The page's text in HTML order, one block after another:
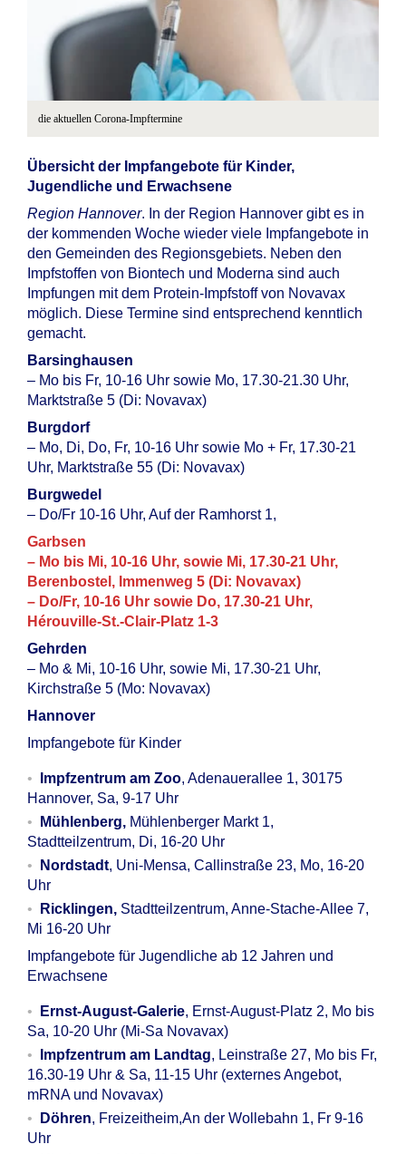
die aktuellen Corona-Impftermine
Übersicht der Impfangebote für Kinder,
Jugendliche und Erwachsene
Region Hannover. In der Region Hannover gibt es in
der kommenden Woche wieder viele Impfangebote in
den Gemeinden des Regionsgebiets. Neben den
Impfstoffen von Biontech und Moderna sind auch
Impfungen mit dem Protein-Impfstoff von Novavax
möglich. Diese Termine sind entsprechend kenntlich
gemacht.
Barsinghausen
– Mo bis Fr, 10-16 Uhr sowie Mo, 17.30-21.30 Uhr,
Marktstraße 5 (Di: Novavax)
Burgdorf
– Mo, Di, Do, Fr, 10-16 Uhr sowie Mo + Fr, 17.30-21
Uhr, Marktstraße 55 (Di: Novavax)
Burgwedel
– Do/Fr 10-16 Uhr, Auf der Ramhorst 1,
Garbsen
– Mo bis Mi, 10-16 Uhr, sowie Mi, 17.30-21 Uhr,
Berenbostel, Immenweg 5 (Di: Novavax)
– Do/Fr, 10-16 Uhr sowie Do, 17.30-21 Uhr,
Hérouville-St.-Clair-Platz 1-3
Gehrden
– Mo & Mi, 10-16 Uhr, sowie Mi, 17.30-21 Uhr,
Kirchstraße 5 (Mo: Novavax)
Hannover
Impfangebote für Kinder
Impfzentrum am Zoo, Adenauerallee 1, 30175
Hannover, Sa, 9-17 Uhr
Mühlenberg, Mühlenberger Markt 1,
Stadtteilzentrum, Di, 16-20 Uhr
Nordstadt, Uni-Mensa, Callinstraße 23, Mo, 16-20
Uhr
Ricklingen, Stadtteilzentrum, Anne-Stache-Allee 7,
Mi 16-20 Uhr
Impfangebote für Jugendliche ab 12 Jahren und
Erwachsene
Ernst-August-Galerie, Ernst-August-Platz 2, Mo bis
Sa, 10-20 Uhr (Mi-Sa Novavax)
Impfzentrum am Landtag, Leinstraße 27, Mo bis Fr,
16.30-19 Uhr & Sa, 11-15 Uhr (externes Angebot,
mRNA und Novavax)
Döhren, Freizeitheim,An der Wollebahn 1, Fr 9-16
Uhr